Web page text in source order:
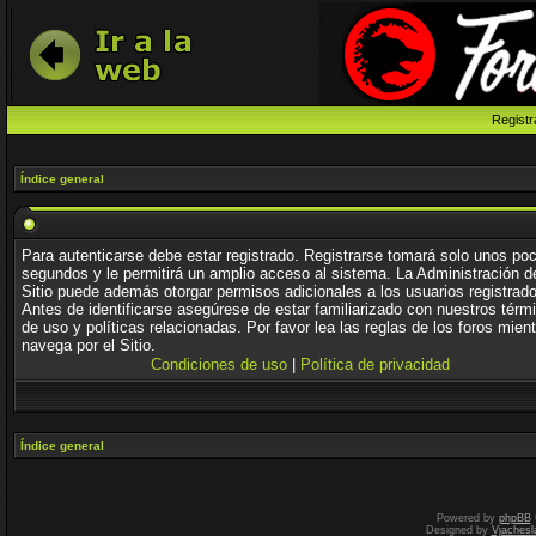
Índice general
Para autenticarse debe estar registrado. Registrarse tomará solo unos
segundos y le permitirá un amplio acceso al sistema. La Administración
Sitio puede además otorgar permisos adicionales a los usuarios
Antes de identificarse asegúrese de estar familiarizado con nuestros
de uso y políticas relacionadas. Por favor lea las reglas de los foros
navega por el Sitio.
Condiciones de uso
Política de privacidad
Índice general
Powered by phpBB
Designed by